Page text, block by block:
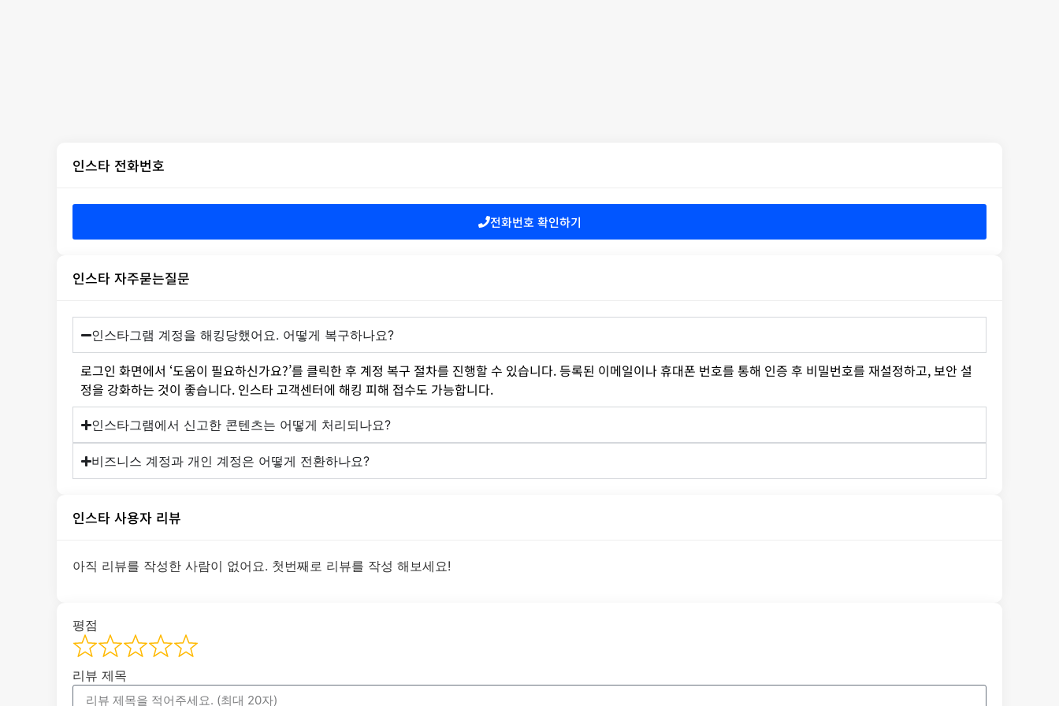
인스타 전화번호
전화번호 확인하기
인스타 자주묻는질문
인스타그램 계정을 해킹당했어요. 어떻게 복구하나요?
로그인 화면에서 ‘도움이 필요하신가요?’를 클릭한 후 계정 복구 절차를 진행할 수 있습니다. 등록된 이메일이나 휴대폰 번호를 통해 인증 후 비밀번호를 재설정하고, 보안 설
정을 강화하는 것이 좋습니다. 인스타 고객센터에 해킹 피해 접수도 가능합니다.
인스타그램에서 신고한 콘텐츠는 어떻게 처리되나요?
비즈니스 계정과 개인 계정은 어떻게 전환하나요?
인스타 사용자 리뷰
아직 리뷰를 작성한 사람이 없어요. 첫번째로 리뷰를 작성 해보세요!
평점
리뷰 제목